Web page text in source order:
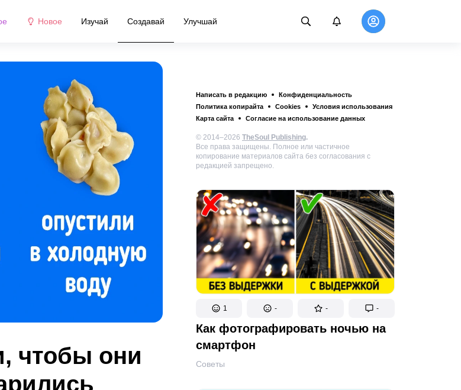
Новое Изучай Создавай Улучшай
Написать в редакцию
Конфиденциальность
Политика копирайта
Cookies
Условия использования
Карта сайта
Согласие на использование данных
© 2014–2026 TheSoul Publishing.
Все права защищены. Полное или частичное
копирование материалов сайта без согласования с
редакцией запрещено.
1 - - -
Как фотографировать ночью на
смартфон
Советы
чтобы они